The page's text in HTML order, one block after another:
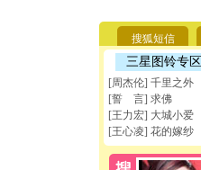
搜狐短信
三星图铃专区
[周杰伦] 千里之外
[誓 言] 求佛
[王力宏] 大城小爱
[王心凌] 花的嫁纱